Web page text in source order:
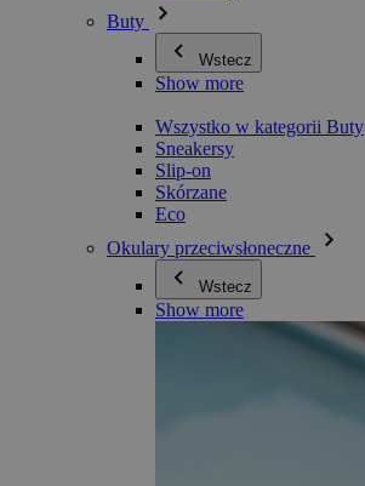
Buty
Wstecz
Show more
Wszystko w kategorii Buty
Sneakersy
Slip-on
Skórzane
Eco
Okulary przeciwsłoneczne
Wstecz
Show more